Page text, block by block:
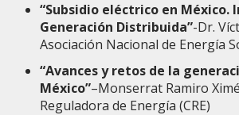
“Subsidio eléctrico en México.
Generación Distribuida”-Dr.
Asociación Nacional de Energía
“Avances y retos de la
México”–Monserrat Ramiro
Reguladora de Energía (CRE)